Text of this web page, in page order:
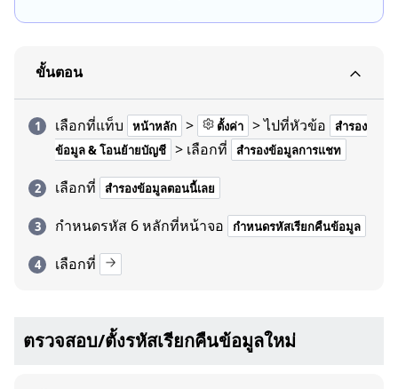
ขั้นตอน
เลือกที่แท็บ หน้าหลัก > ตั้งค่า > ไปที่หัวข้อ
สำรอง
ข้อมูล & โอนย้ายบัญชี > เลือกที่ สำรองข้อมูลการแชท
เลือกที่ สำรองข้อมูลตอนนี้เลย
กำหนดรหัส 6 หลักที่หน้าจอ กำหนดรหัสเรียกคืนข้อมูล
เลือกที่
ตรวจสอบ/ตั้งรหัสเรียกคืนข้อมูลใหม่